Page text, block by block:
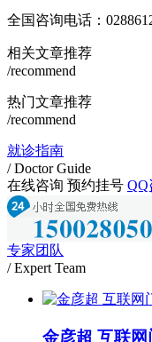
全国咨询电话：
相关文章推荐
/recommend
热门文章推荐
/recommend
就诊指南
/ Doctor Guide
在线咨询 预约挂号 QQ
专家团队
/ Expert Team
金彦超 互联